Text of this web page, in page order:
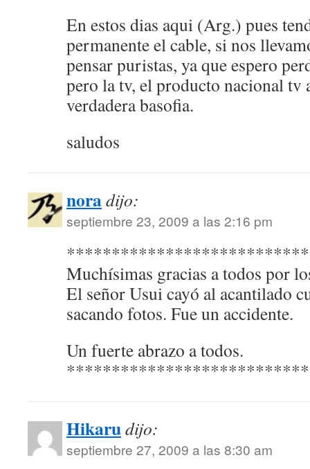
En estos dias aqui (Arg.) pues
permanente el cable, si nos
pensar puristas, ya que espero
pero la tv, el producto nacional tv
verdadera basofia.
saludos
noradijo:
septiembre 23, 2009 a las 2:16 pm
Muchísimas gracias a todos por
El señor Usui cayó al acantilado
sacando fotos. Fue un accidente.
Un fuerte abrazo a todos.
Hikarudijo:
septiembre 27, 2009 a las 8:30 am